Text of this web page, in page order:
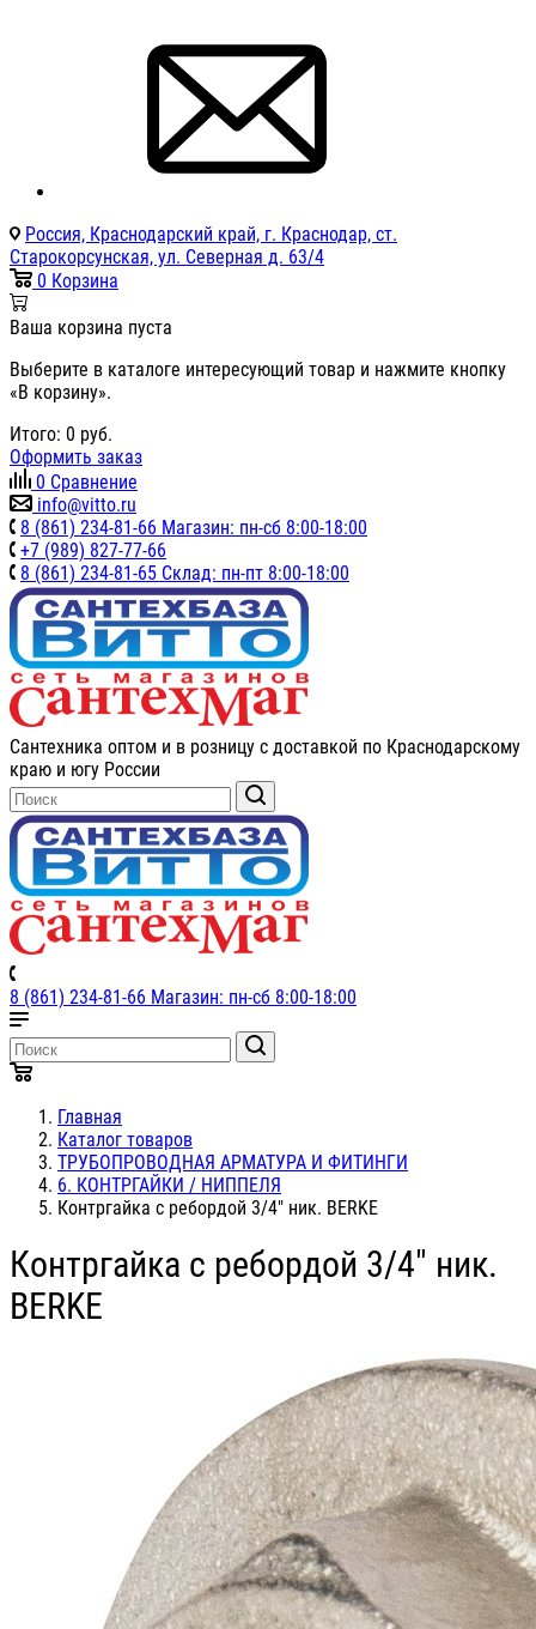
Россия, Краснодарский край, г. Краснодар, ст.
Старокорсунская, ул. Северная д. 63/4
0 Корзина
Ваша корзина пуста
Выберите в каталоге интересующий товар и нажмите кнопку
«В корзину».
Итого: 0 руб.
Оформить заказ
0 Сравнение
info@vitto.ru
8 (861) 234-81-66 Магазин: пн-сб 8:00-18:00
+7 (989) 827-77-66
8 (861) 234-81-65 Склад: пн-пт 8:00-18:00
Сантехника оптом и в розницу с доставкой по Краснодарскому
краю и югу России
8 (861) 234-81-66 Магазин: пн-сб 8:00-18:00
Главная
Каталог товаров
ТРУБОПРОВОДНАЯ АРМАТУРА И ФИТИНГИ
6. КОНТРГАЙКИ / НИППЕЛЯ
Контргайка с ребордой 3/4" ник. BERKE
Контргайка с ребордой 3/4" ник.
BERKE